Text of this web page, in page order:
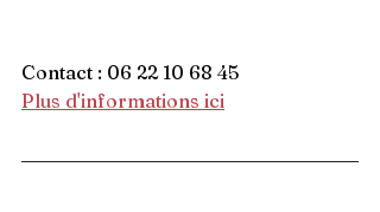
Contact : 06 22 10 68 45
Plus d'informations ici